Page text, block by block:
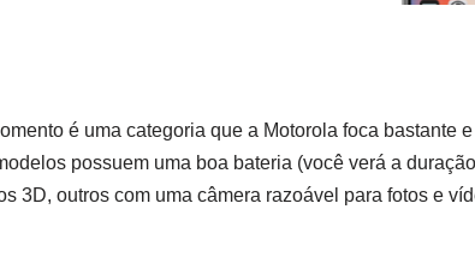
é uma categoria que a Motorola foca bastante e
possuem uma boa bateria (você verá a
3D, outros com uma câmera razoável para fotos e